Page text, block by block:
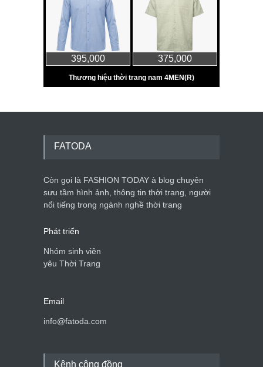
FATODA
Còn gọi là FASHION TODAY à blog chuyên
sưu tầm hình ảnh, thông tin thời trang, người
nổi tiếng trong ngành nghề thời trang
Phát triển
Nhóm sinh viên
yêu Thời Trang
Email
info@fatoda.com
Kênh cộng đồng